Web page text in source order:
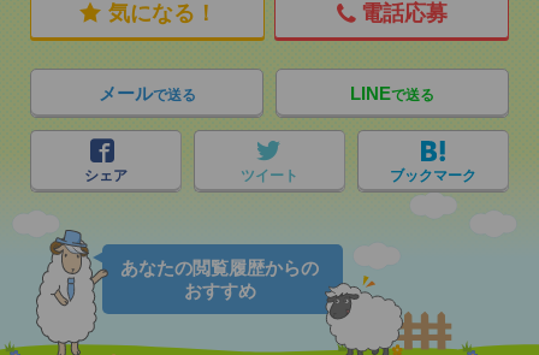
気になる！ 電話応募
メールで送る LINEで送る
シェア ツイート ブックマーク
あなたの閲覧履歴からの
おすすめ